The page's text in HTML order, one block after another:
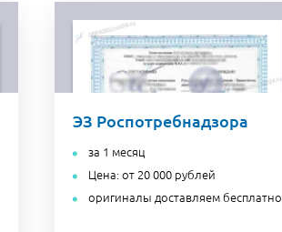
ЭЗ Роспотребнадзора
за 1 месяц
Цена: от 20 000 рублей
оригиналы доставляем бесплатно